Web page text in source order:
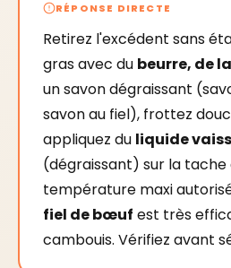
RÉPONSE DIRECTE
Retirez l'excédent sans
gras avec du beurre, de
un savon dégraissant
savon au fiel), frottez
appliquez du liquide
(dégraissant) sur la tache
température maxi
fiel de bœuf est très
cambouis. Vérifiez avant